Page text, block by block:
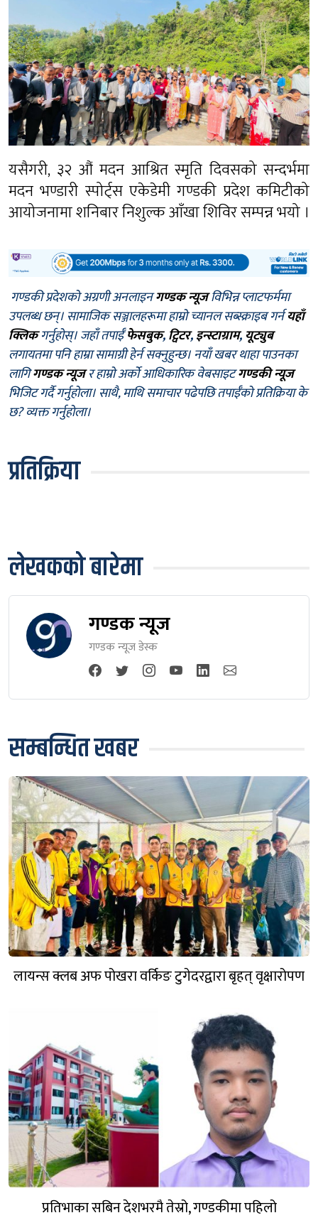
यसैगरी, ३२ औं मदन आश्रित स्मृति दिवसको सन्दर्भमा
मदन भण्डारी स्पोर्ट्स एकेडेमी गण्डकी प्रदेश कमिटीको
आयोजनामा शनिबार निशुल्क आँखा शिविर सम्पन्न भयो ।
गण्डकी प्रदेशको अग्रणी अनलाइनगण्डक न्यूजविभिन्न प्लाटफर्ममा
उपलब्ध छन्। सामाजिक सञ्जालहरूमा हाम्रो च्यानल सब्स्क्राइब गर्नयहाँ
क्लिकगर्नुहोस्। जहाँ तपाईँफेसबुक,ट्विटर,इन्स्टाग्राम, यूट्युब
लगायतमा पनि हाम्रा सामाग्री हेर्न सक्नुहुन्छ। नयाँ खबर थाहा पाउनका
लागिगण्डक न्यूजर हाम्रो अर्को आधिकारिक वेबसाइटगण्डकी न्यूज
भिजिट गर्दै गर्नुहोला। साथै, माथि समाचार पढेपछि तपाईँको प्रतिक्रिया के
छ? व्यक्त गर्नुहोला।
प्रतिक्रिया
लेखकको बारेमा
गण्डक न्यूज
गण्डक न्यूज डेस्क
सम्बन्धित खबर
लायन्स क्लब अफ पोखरा वर्किङ टुगेदरद्वारा बृहत् वृक्षारोपण
प्रतिभाका सबिन देशभरमै तेस्रो, गण्डकीमा पहिलो